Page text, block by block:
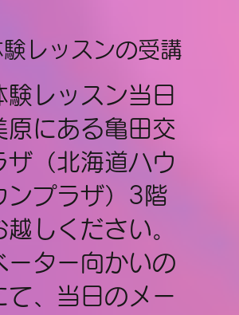
験レッスン当日
原にある亀田交
ザ（北海道ハウ
ンプラザ）3階
越しください。
ーター向かいの
て、当日のメー
レッスンの受講